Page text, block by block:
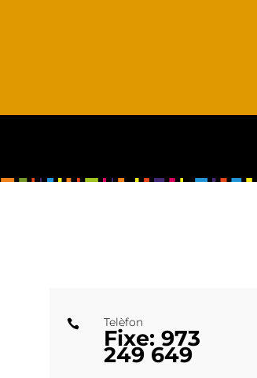
 Telèfon
Fixe: 973
249 649